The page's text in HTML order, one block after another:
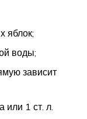
яблок;
воды;
зависит
или 1 ст. л.